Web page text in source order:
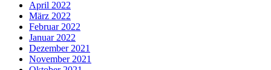
April 2022
März 2022
Februar 2022
Januar 2022
Dezember 2021
November 2021